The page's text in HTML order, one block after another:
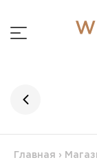
Главная ›